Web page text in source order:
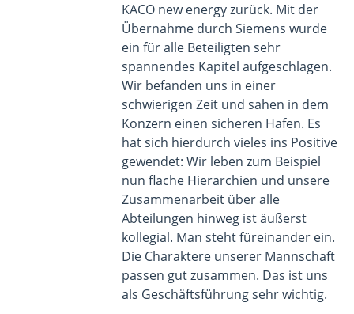
KACO new energy zurück. Mit der
Übernahme durch Siemens wurde
ein für alle Beteiligten sehr
spannendes Kapitel aufgeschlagen.
Wir befanden uns in einer
schwierigen Zeit und sahen in dem
Konzern einen sicheren Hafen. Es
hat sich hierdurch vieles ins Positive
gewendet: Wir leben zum Beispiel
nun flache Hierarchien und unsere
Zusammenarbeit über alle
Abteilungen hinweg ist äußerst
kollegial. Man steht füreinander ein.
Die Charaktere unserer Mannschaft
passen gut zusammen. Das ist uns
als Geschäftsführung sehr wichtig.